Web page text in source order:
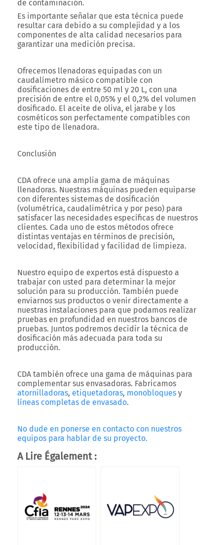
de contaminación.
Es importante señalar que esta técnica puede
resultar cara debido a su complejidad y a los
componentes de alta calidad necesarios para
garantizar una medición precisa.
Ofrecemos llenadoras equipadas con un
caudalímetro másico compatible con
dosificaciones de entre 50 ml y 20 L, con una
precisión de entre el 0,05% y el 0,2% del volumen
dosificado. El aceite de oliva, el jarabe y los
cosméticos son perfectamente compatibles con
este tipo de llenadora.
Conclusión
CDA ofrece una amplia gama de máquinas
llenadoras. Nuestras máquinas pueden equiparse
con diferentes sistemas de dosificación
(volumétrica, caudalimétrica y por peso) para
satisfacer las necesidades específicas de nuestros
clientes. Cada uno de estos métodos ofrece
distintas ventajas en términos de precisión,
velocidad, flexibilidad y facilidad de limpieza.
Nuestro equipo de expertos está dispuesto a
trabajar con usted para determinar la mejor
solución para su producción. También puede
enviarnos sus productos o venir directamente a
nuestras instalaciones para que podamos realizar
pruebas en profundidad en nuestros bancos de
pruebas. Juntos podremos decidir la técnica de
dosificación más adecuada para toda su
producción.
CDA también ofrece una gama de máquinas para
complementar sus envasadoras. Fabricamos
atornilladoras, etiquetadoras, monobloques y
líneas completas de envasado.
No dude en ponerse en contacto con nuestros
equipos para hablar de su proyecto.
A Lire Également :